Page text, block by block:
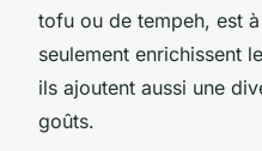
tofu ou de tempeh, est
seulement enrichissent
ils ajoutent aussi une
goûts.